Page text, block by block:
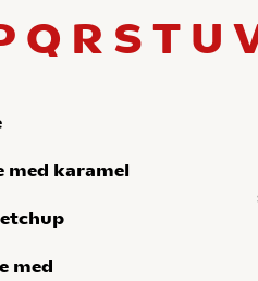
Q R S T U
med karamel
med